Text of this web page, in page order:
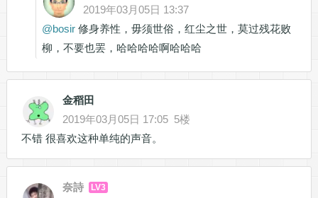
2019年03月05日 13:37
@bosir修身养性，毋须世俗，红尘之世，莫过残花败
柳，不要也罢，哈哈哈哈啊哈哈哈
金稻田
2019年03月05日 17:05 5楼
不错 很喜欢这种单纯的声音。
奈詩 LV3